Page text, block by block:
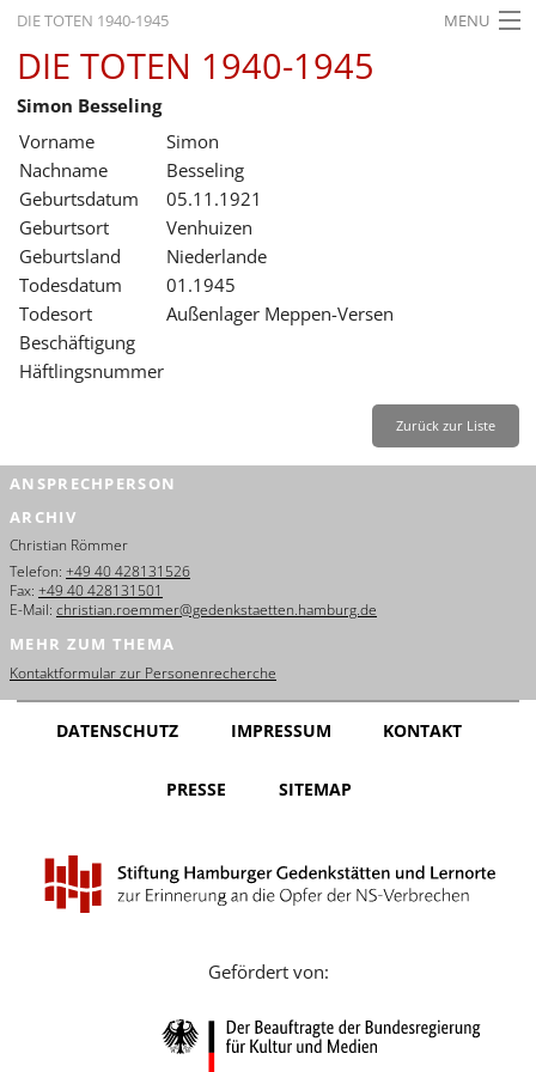
DIE TOTEN 1940-1945 MENU
STARTSEITE
AKTUELLES
AUSSTELLUNGEN
GESCHICHTE
BILDUNG
FORSCHUNG
SERVICE
Français
Dansk
Español
Nederlands
Português
Русский
Leichte Sprache
DIE TOTEN 1940-1945
Simon Besseling
Vorname
Simon
Nachname
Besseling
Geburtsdatum
05.11.1921
Geburtsort
Venhuizen
Geburtsland
Niederlande
Todesdatum
01.1945
Todesort
Außenlager Meppen-Versen
Beschäftigung
Häftlingsnummer
Zurück zur Liste
ANSPRECHPERSON
ARCHIV
Christian Römmer
Telefon: +49 40 428131526
Fax: +49 40 428131501
E-Mail: christian.roemmer@gedenkstaetten.hamburg.de
MEHR ZUM THEMA
Kontaktformular zur Personenrecherche
DATENSCHUTZ IMPRESSUM KONTAKT
PRESSE SITEMAP
Gefördert von: